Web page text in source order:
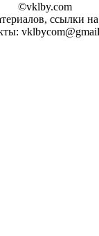
©vklby.com
ссылки